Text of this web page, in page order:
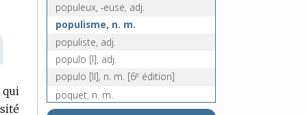
populeux, -euse, adj.
populisme, n. m.
populiste, adj.
populo [I], adj.
populo [II], n. m. [6e édition]
poquet, n. m.
poracé, ée, adj.[7eédition]